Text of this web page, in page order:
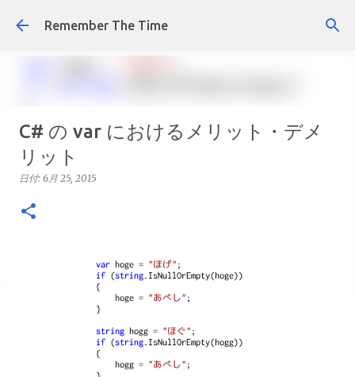
スキップしてメイン コンテンツに移動
Remember The Time
C# の var におけるメリット・デメ
リット
日付: 6月 25, 2015